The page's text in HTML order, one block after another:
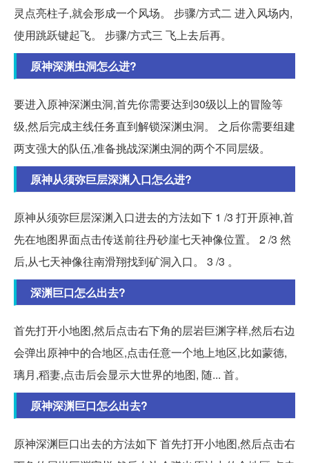
灵点亮柱子,就会形成一个风场。 步骤/方式二 进入风场内,
使用跳跃键起飞。 步骤/方式三 飞上去后再。
原神深渊虫洞怎么进?
要进入原神深渊虫洞,首先你需要达到30级以上的冒险等
级,然后完成主线任务直到解锁深渊虫洞。 之后你需要组建
两支强大的队伍,准备挑战深渊虫洞的两个不同层级。
原神从须弥巨层深渊入口怎么进?
原神从须弥巨层深渊入口进去的方法如下 1 /3 打开原神,首
先在地图界面点击传送前往丹砂崖七天神像位置。 2 /3 然
后,从七天神像往南滑翔找到矿洞入口。 3 /3 。
深渊巨口怎么出去?
首先打开小地图,然后点击右下角的层岩巨渊字样,然后右边
会弹出原神中的合地区,点击任意一个地上地区,比如蒙德,
璃月,稻妻,点击后会显示大世界的地图, 随... 首。
原神深渊巨口怎么出去?
原神深渊巨口出去的方法如下 首先打开小地图,然后点击右